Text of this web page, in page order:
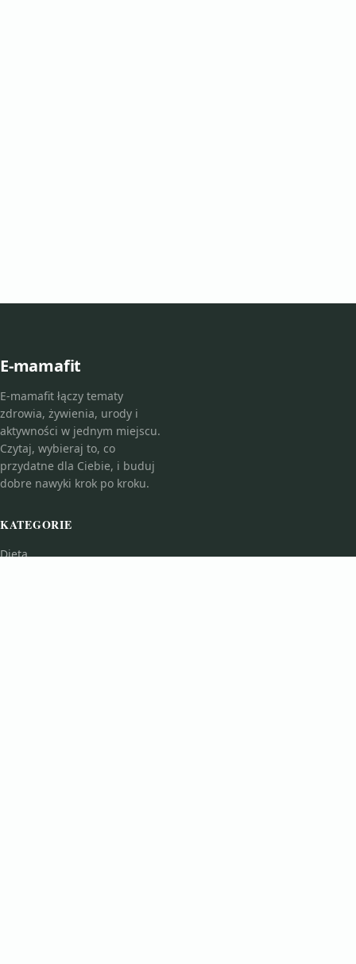
E-mamafit
E-mamafit łączy tematy
zdrowia, żywienia, urody i
aktywności w jednym miejscu.
Czytaj, wybieraj to, co
przydatne dla Ciebie, i buduj
dobre nawyki krok po kroku.
KATEGORIE
Dieta